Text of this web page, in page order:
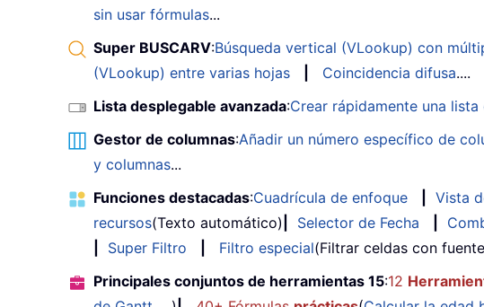
sin usar fórmulas...
Super BUSCARV:Búsqueda vertical (VLookup) con
(VLookup) entre varias hojas
Coincidencia difusa....
Lista desplegable avanzada:Crear rápidamente una
Gestor de columnas:Añadir un número específico de
y columnas...
Funciones destacadas:Cuadrícula de enfoque Vista
recursos(Texto automático) Selector de Fecha
Super Filtro Filtro especial(Filtrar celdas con
Principales conjuntos de herramientas 15:12